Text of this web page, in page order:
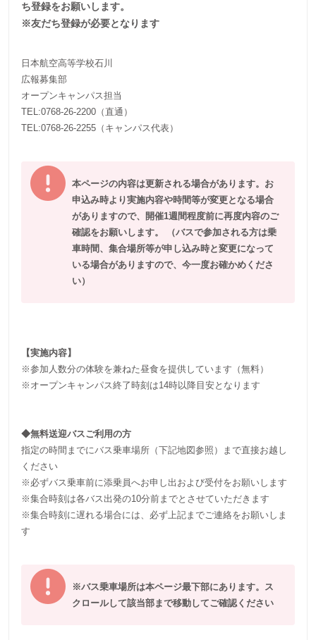
ち登録をお願いします。
※友だち登録が必要となります
日本航空高等学校石川
広報募集部
オープンキャンパス担当
TEL:0768-26-2200（直通）
TEL:0768-26-2255（キャンパス代表）
本ページの内容は更新される場合があります。お
申込み時より実施内容や時間等が変更となる場合
がありますので、開催1週間程度前に再度内容のご
確認をお願いします。
（バスで参加される方は乗
車時間、集合場所等が申し込み時と変更になって
いる場合がありますので、今一度お確かめくださ
い）
【実施内容】
※参加人数分の体験を兼ねた昼食を提供しています（無料）
※オープンキャンパス終了時刻は14時以降目安となります
◆無料送迎バスご利用の方
指定の時間までにバス乗車場所（下記地図参照）まで直接お越し
ください
※必ずバス乗車前に添乗員へお申し出および受付をお願いします
※集合時刻は各バス出発の10分前までとさせていただきます
※集合時刻に遅れる場合には、必ず上記までご連絡をお願いしま
す
※バス乗車場所は本ページ最下部にあります。ス
クロールして該当部まで移動してご確認ください